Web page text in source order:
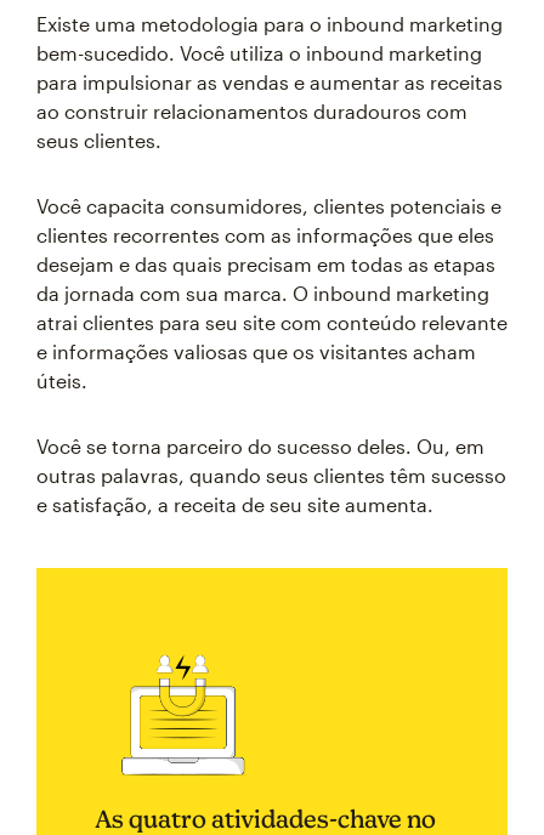
Existe uma metodologia para o inbound marketing
bem-sucedido. Você utiliza o inbound marketing
para impulsionar as vendas e aumentar as receitas
ao construir relacionamentos duradouros com
seus clientes.
Você capacita consumidores, clientes potenciais e
clientes recorrentes com as informações que eles
desejam e das quais precisam em todas as etapas
da jornada com sua marca. O inbound marketing
atrai clientes para seu site com conteúdo relevante
e informações valiosas que os visitantes acham
úteis.
Você se torna parceiro do sucesso deles. Ou, em
outras palavras, quando seus clientes têm sucesso
e satisfação, a receita de seu site aumenta.
As quatro atividades-chave no